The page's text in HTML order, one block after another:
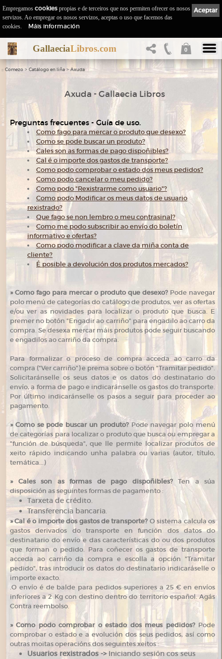
GallaeciaLibros.com 0
:: Comezo > Catálogo en liña > Axuda
Axuda - Gallaecia Libros
Preguntas frecuentes - Guía de uso.
Como fago para mercar o produto que desexo?
Como se pode buscar un produto?
Cales son as formas de pago dispoñibles?
Cal é o importe dos gastos de transporte?
Como podo comprobar o estado dos meus pedidos?
Como podo cancelar o meu pedido?
Como podo "Rexistrarme como usuario"?
Como podo Modificar os meus datos de usuario
rexistrado?
Que fago se non lembro o meu contrasinal?
Como me podo subscribir ao envío do boletín
informativo e ofertas?
Como podo modificar a clave da miña conta de
cliente?
É posible a devolución dos produtos mercados?
»Como fago para mercar o produto que desexo? Pode navegar
polo menú de categorías do catálogo de produtos, ver as ofertas
e/ou ver as novidades para localizar o produto que busca. E
premer no botón "Engadir ao carriño" para engadilo ao carro da
compra. Se desexa mercar máis produtos pode seguir buscando
e engadilos ao carriño da compra.
Para formalizar o proceso de compra acceda ao carro da
compra ("Ver carriño") e prema sobre o botón "Tramitar pedido".
Solicitaránselle os seus datos e os datos do destinatario do
envío, a forma de pago e indicaránselle os gastos do transporte.
Por último indicaránselle os pasos a seguir para proceder ao
pagamento.
»Como se pode buscar un produto?Pode navegar polo menú
de categorías para localizar o produto que busca ou empregar a
"función de búsqueda", que lle permite localizar produtos de
xeito rápido indicando unha palabra ou varias (autor, título,
temática...)
»Cales son as formas de pago dispoñibles? Ten a súa
disposición as seguintes formas de pagamento :
Tarxeta de crédito.
Transferencia bancaria.
»Cal é o importe dos gastos de transporte? O sistema calcula os
gastos derivados do transporte en función dos datos do
destinatario do envío e das características do ou dos produtos
que forman o pedido. Para coñecer os gastos de transporte
acceda ao carriño da compra e escolla a opción "Tramitar
pedido", tras introducir os datos do destinatario indicaráselle o
importe exacto.
.O envío é de balde para pedidos superiores a 25 € en envíos
inferiores a 2 Kg con destino dentro do territorio español. Agás
Contra reembolso.
»Como podo comprobar o estado dos meus pedidos? Pode
comprobar o estado e a evolución dos seus pedidos, así como
outras moitas operacións dos seguintes xeitos :
Usuarios rexistrados ->Iniciando sesión cos seus
Aceptar
Empregamos cookies propias e de terceiros que nos permiten ofrecer os nosos
servizos. Ao empregar os nosos servizos, aceptas o uso que facemos das
cookies.
Máis información